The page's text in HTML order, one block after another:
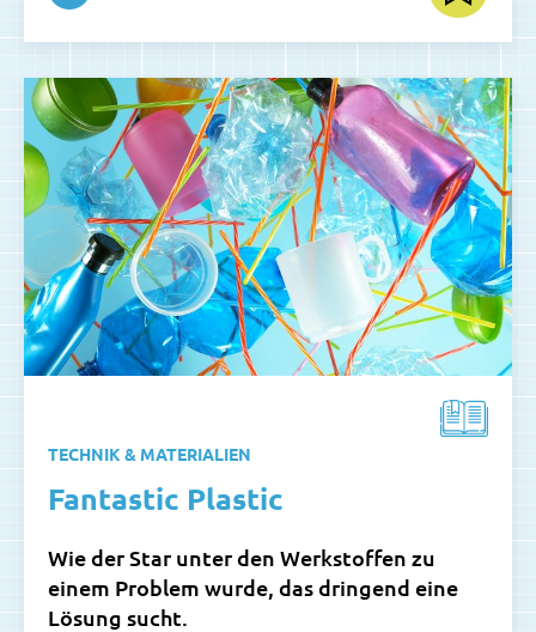
TECHNIK & MATERIALIEN
Fantastic Plastic
Wie der Star unter den Werkstoffen zu
einem Problem wurde, das dringend eine
Lösung sucht.